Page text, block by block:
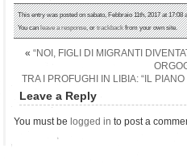
This entry was posted on sabato, Febbraio 11th, 2017 at 17:08
You canleave a response, ortrackbackfrom your own site.
« “NOI, FIGLI DI MIGRANTI
TRA I PROFUGHI IN LIBIA: “IL
Leave a Reply
You must be logged in to post a